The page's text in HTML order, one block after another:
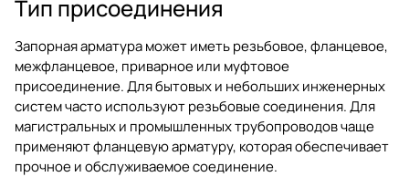
Тип присоединения
Запорная арматура может иметь резьбовое, фланцевое,
межфланцевое, приварное или муфтовое
присоединение. Для бытовых и небольших инженерных
систем часто используют резьбовые соединения. Для
магистральных и промышленных трубопроводов чаще
применяют фланцевую арматуру, которая обеспечивает
прочное и обслуживаемое соединение.